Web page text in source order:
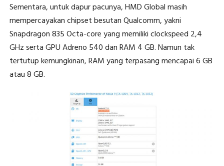
Sementara, untuk dapur pacunya, HMD Global masih
mempercayakan chipset besutan Qualcomm, yakni
Snapdragon 835 Octa-core yang memiliki clockspeed 2,4
GHz serta GPU Adreno 540 dan RAM 4 GB. Namun tak
tertutup kemungkinan, RAM yang terpasang mencapai 6 GB
atau 8 GB.